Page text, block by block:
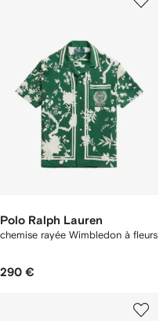
Polo Ralph Lauren
chemise rayée Wimbledon à fleurs
290 €